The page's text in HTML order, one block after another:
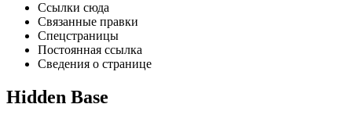
Ссылки сюда
Связанные правки
Спецстраницы
Постоянная ссылка
Сведения о странице
Hidden Base